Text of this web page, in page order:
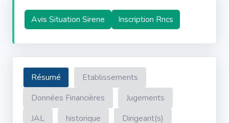
Avis Situation Sirene Inscription Rncs
Résumé
Etablissements
Données Financières
Jugements
JAL
historique
Dirigeant(s)